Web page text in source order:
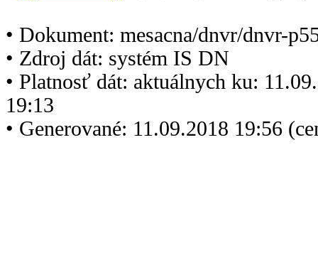
• Dokument: mesacna/dnvr/dnvr-
• Zdroj dát: systém IS DN
• Platnosť dát: aktuálnych ku:
19:13
• Generované: 11.09.2018 19:56